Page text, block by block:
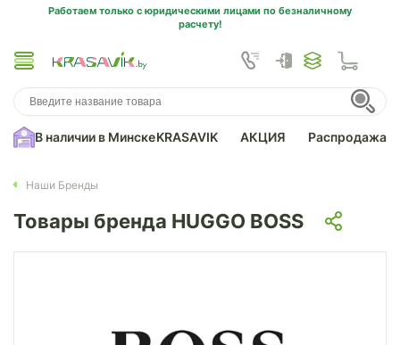
Работаем только с юридическими лицами по безналичному
расчету!
В наличии в МинскеKRASAVIK АКЦИЯ Распродажа
Наши Бренды
Товары бренда HUGGO BOSS